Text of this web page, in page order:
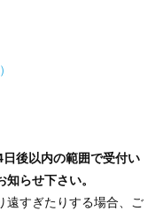
後以内の範囲で受付い
らせ下さい。
遠すぎたりする場合、ご